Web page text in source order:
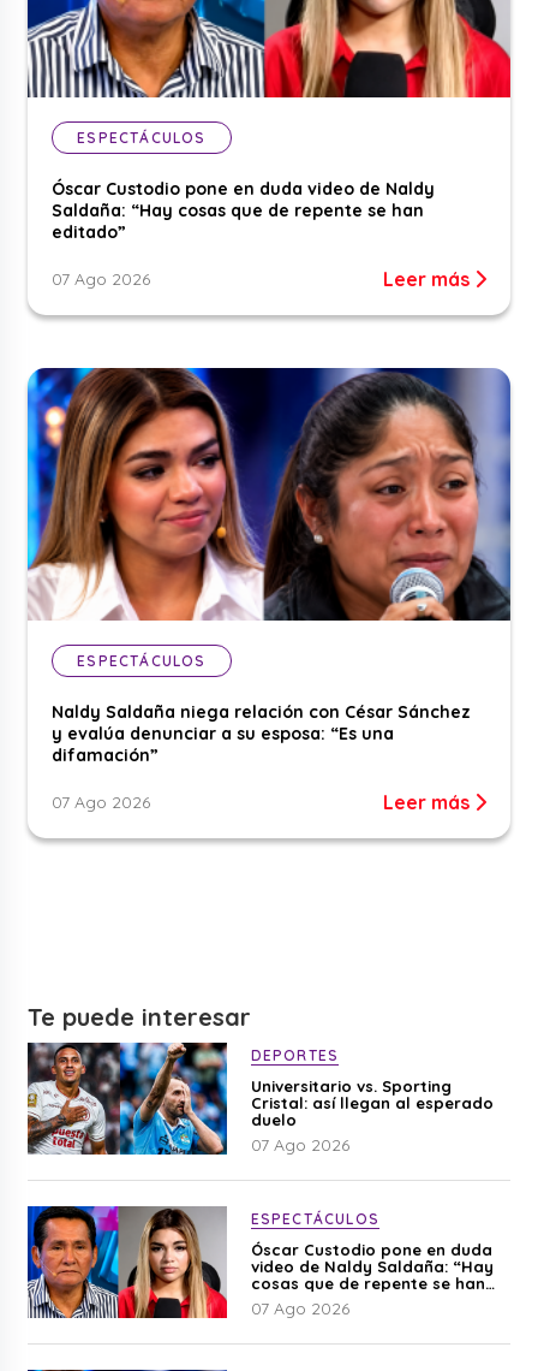
ESPECTÁCULOS
Óscar Custodio pone en duda video de Naldy
Saldaña: “Hay cosas que de repente se han
editado”
07 Ago 2026 Leer más
ESPECTÁCULOS
Naldy Saldaña niega relación con César Sánchez
y evalúa denunciar a su esposa: “Es una
difamación”
07 Ago 2026 Leer más
Te puede interesar
DEPORTES
Universitario vs. Sporting
Cristal: así llegan al esperado
duelo
07 Ago 2026
ESPECTÁCULOS
Óscar Custodio pone en duda
video de Naldy Saldaña: “Hay
cosas que de repente se han
editado”
07 Ago 2026